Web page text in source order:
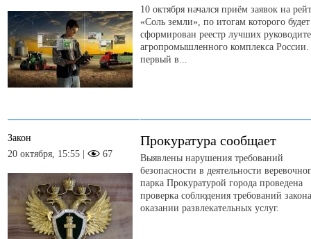
10 октября начался приём заявок на
«Соль земли», по итогам которого будет
сформирован реестр лучших
агропромышленного комплекса
первый в...
Закон
20 октября, 15:55 |
67
Прокуратура сообщает
Выявлены нарушения требований
безопасности в деятельности
парка Прокуратурой города проведена
проверка соблюдения требований
оказании развлекательных услуг.